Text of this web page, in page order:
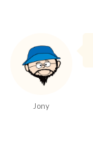
Jony